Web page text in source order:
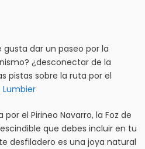
gusta dar un paseo por la
¿desconectar de la
pistas sobre la ruta por el
Lumbier
el Pirineo Navarro, la Foz de
que debes incluir en tu
desfiladero es una joya natural